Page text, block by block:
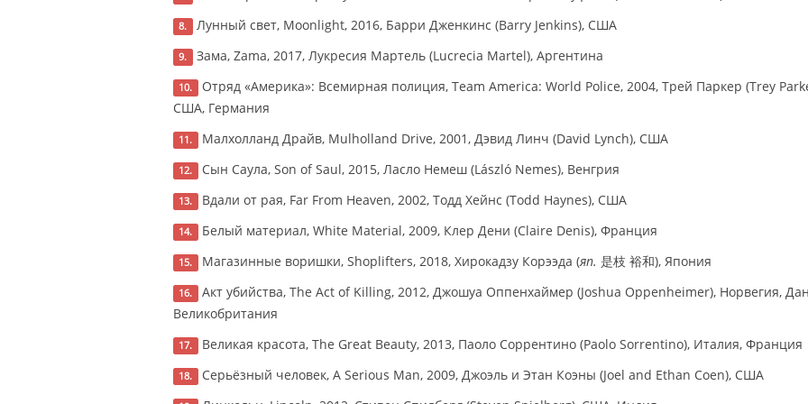
8. Лунный свет, Moonlight, 2016, Барри Дженкинс (Barry Jenkins), США
9. Зама, Zama, 2017, Лукресия Мартель (Lucrecia Martel), Аргентина
10. Отряд «Америка»: Всемирная полиция, Team America: World Police, 2004, Трей Паркер (Trey
США, Германия
11. Малхолланд Драйв, Mulholland Drive, 2001, Дэвид Линч (David Lynch), США
12. Сын Саула, Son of Saul, 2015, Ласло Немеш (László Nemes), Венгрия
13. Вдали от рая, Far From Heaven, 2002, Тодд Хейнс (Todd Haynes), США
14. Белый материал, White Material, 2009, Клер Дени (Claire Denis), Франция
15. Магазинные воришки, Shoplifters, 2018, Хирокадзу Корээда (яп. 是枝 裕和), Япония
16. Акт убийства, The Act of Killing, 2012, Джошуа Оппенхаймер (Joshua Oppenheimer), Норвегия,
Великобритания
17. Великая красота, The Great Beauty, 2013, Паоло Соррентино (Paolo Sorrentino), Италия, Франция
18. Серьёзный человек, A Serious Man, 2009, Джоэль и Этан Коэны (Joel and Ethan Coen), США